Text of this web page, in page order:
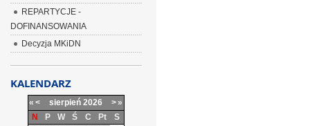
REPARTYCJE -
DOFINANSOWANIA
Decyzja MKiDN
KALENDARZ
« < sierpień 2026 >»
N
P W Ś C Pt
S